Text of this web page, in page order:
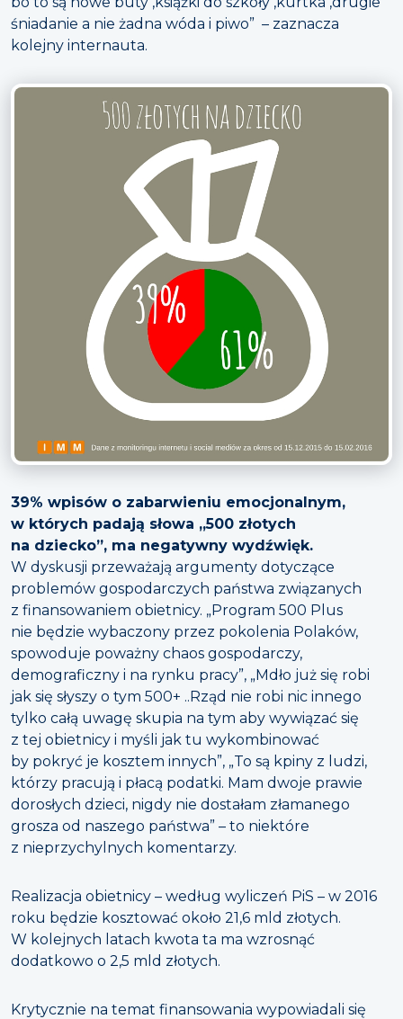
śniadanie a nie żadna wóda i piwo” – zaznacza
kolejny internauta.
39% wpisów o zabarwieniu emocjonalnym,
w których padają słowa „500 złotych
na dziecko”, ma negatywny wydźwięk.
W dyskusji przeważają argumenty dotyczące
problemów gospodarczych państwa związanych
z finansowaniem obietnicy. „Program 500 Plus
nie będzie wybaczony przez pokolenia Polaków,
spowoduje poważny chaos gospodarczy,
demograficzny i na rynku pracy”, „Mdło już się robi
jak się słyszy o tym 500+ ..Rząd nie robi nic innego
tylko całą uwagę skupia na tym aby wywiązać się
z tej obietnicy i myśli jak tu wykombinować
by pokryć je kosztem innych”, „To są kpiny z ludzi,
którzy pracują i płacą podatki. Mam dwoje prawie
dorosłych dzieci, nigdy nie dostałam złamanego
grosza od naszego państwa” – to niektóre
z nieprzychylnych komentarzy.
Realizacja obietnicy – według wyliczeń PiS – w 2016
roku będzie kosztować około 21,6 mld złotych.
W kolejnych latach kwota ta ma wzrosnąć
dodatkowo o 2,5 mld złotych.
Krytycznie na temat finansowania wypowiadali się